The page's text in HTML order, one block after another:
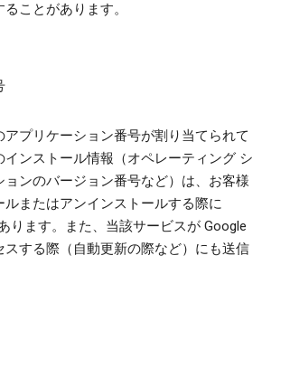
ことがあります。
プリケーション番号が割り当てられて
ンストール情報（オペレーティング シ
ンのバージョン番号など）は、お客様
またはアンインストールする際に
ります。また、当該サービスが Google
する際（自動更新の際など）にも送信